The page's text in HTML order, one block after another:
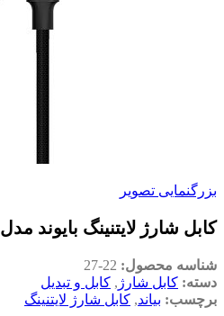
بزرگنمایی تصویر
کابل شارژ لایتنینگ بایوند مدل Ba-316 به طول 2 متر
شناسه محصول: 22-27
دسته: کابل شارژ , کابل و تبدیل
برچسب: بیاند, کابل شارژ لایتنینگ